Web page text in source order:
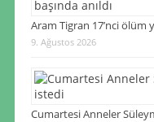
Aram Tigran 17’nci ölüm
9. Ağustos 2026
Cumartesi Anneler